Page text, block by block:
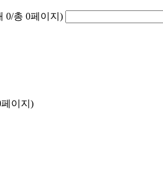
0/총 0페이지)
이지)